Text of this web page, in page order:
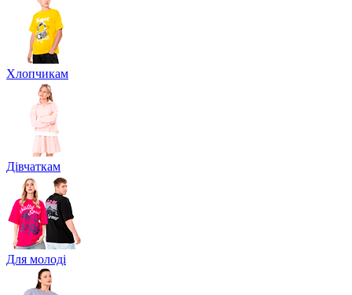
Хлопчикам
Дівчаткам
Для молоді